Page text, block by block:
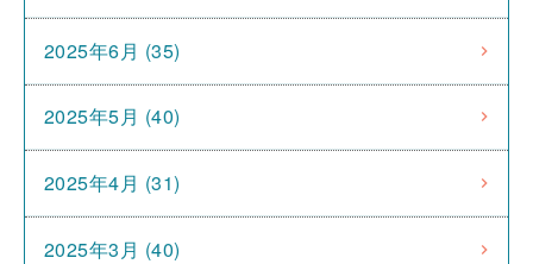
2025年6月 (35)
2025年5月 (40)
2025年4月 (31)
2025年3月 (40)